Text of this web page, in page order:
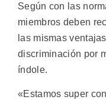
Según con las
miembros deben
las mismas
discriminación por
índole.
«Estamos super